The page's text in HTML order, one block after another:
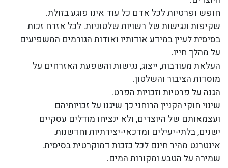
חופש ופרטיות לכל אדם כל עוד אינו פוגע בזולת.
שקיפות ונגישות של רשויות שלטוניות. לכל אזרח זכות
בסיסית לעיין במידע אודותיו ואודות הגורמים המשפיעים
על מהלך חייו.
העלאת מעורבות, ייצוג, נגישות והשפעת האזרחים על
מוסדות הציבור והשלטון.
הגנה על פרטיות וזכויות הפרט.
שינוי חוקי הקניין הרוחני כך שיגנו על זכויותיהם
ועצמאותם של היוצרים, ולא ינציחו מודלים עסקיים
ישנים, בלתי-יעילים ומדכאי-יצירתיות וחדשנות.
אינטרנט מהיר חינם לכל כזכות דמוקרטית בסיסית.
שמירה על הטבע ומקורות המים.